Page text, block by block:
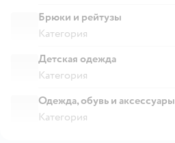
Брюки и рейтузы
Категория
Детская одежда
Категория
Одежда, обувь и аксессуары
Категория